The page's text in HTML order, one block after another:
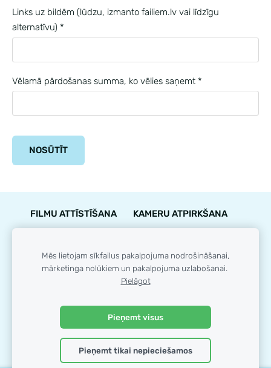
Links uz bildēm (lūdzu, izmanto failiem.lv vai līdzīgu
alternatīvu) *
Vēlamā pārdošanas summa, ko vēlies saņemt *
FILMU ATTĪSTĪŠANA
KAMERU ATPIRKŠANA
STĀVOKĻA NOVĒRTĒJUMS
LOJALITĀTES PROGRAMMA
SĪKDATNES
© 35mm.lv
Mēs lietojam sīkfailus pakalpojuma nodrošināšanai,
mārketinga nolūkiem un pakalpojuma uzlabošanai.
Pielāgot
Pieņemt visus
Pieņemt tikai nepieciešamos